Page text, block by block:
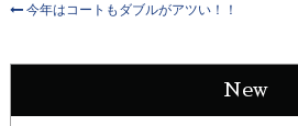
今年はコートもダブルがアツい！！
New